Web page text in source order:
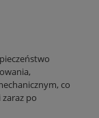
co
po